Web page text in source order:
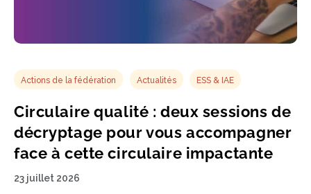
Actions de la fédération Actualités ESS & IAE
Circulaire qualité : deux sessions de
décryptage pour vous accompagner
face à cette circulaire impactante
23 juillet 2026